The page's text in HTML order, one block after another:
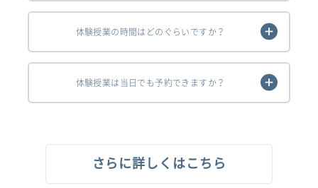
体験授業の時間はどのぐらいですか？
体験授業は当日でも予約できますか？
さらに詳しくはこちら